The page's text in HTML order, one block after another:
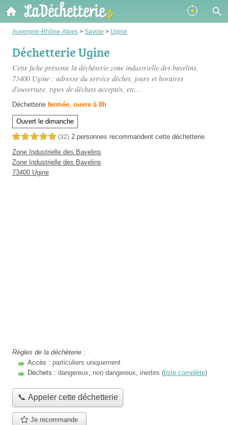
Auvergne-Rhône-Alpes > Savoie > Ugine
Déchetterie Ugine
Cette fiche présente la déchèterie zone industrielle des bavelins,
73400 Ugine : adresse du service déchet, jours et horaires
d'ouverture, types de déchets acceptés, etc...
Déchetterie fermée, ouvre à 8h
Ouvert le dimanche
5,0 étoiles sur 5 (32) 2 personnes recommandent cette déchetterie.
Zone Industrielle des Bavelins
Zone Industrielle des Bavelins
73400 Ugine
Règles de la déchèterie :
Accès : particuliers uniquement
Déchets : dangereux, non dangereux, inertes ( liste complète)
📞 Appeler cette déchetterie
Je recommande